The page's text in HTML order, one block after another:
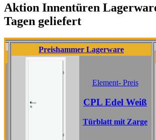
Aktion Innentüren
Tagen geliefert
Preishammer Lagerware
Element- Preis
CPL Edel Weiß
Türblatt mit Zarge